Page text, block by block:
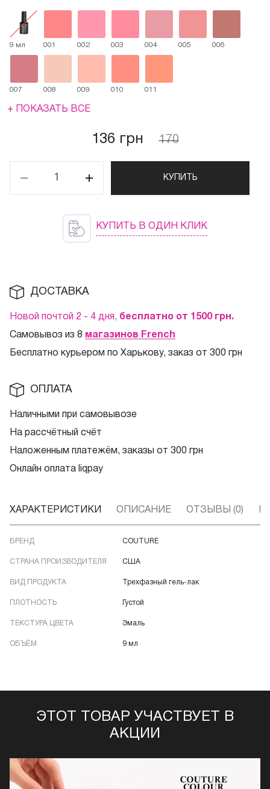
9 мл 001 002 003 004 005 006
007 008 009 010 011
+ ПОКАЗАТЬ ВСЕ
136 грн 170
КУПИТЬ
КУПИТЬ В ОДИН КЛИК
ДОСТАВКА
Новой почтой 2 - 4 дня, бесплатно от 1500 грн.
Самовывоз из 8 магазинов French
Бесплатно курьером по Харькову, заказ от 300 грн
ОПЛАТА
Наличными при самовывозе
На рассчётный счёт
Наложенным платежём, заказы от 300 грн
Онлайн оплата liqpay
ХАРАКТЕРИСТИКИ ОПИСАНИЕ ОТЗЫВЫ (0)
БРЕНД COUTURE
СТРАНА ПРОИЗВОДИТЕЛЯ США
ВИД ПРОДУКТА Трехфазный гель-лак
ПЛОТНОСТЬ Густой
ТЕКСТУРА ЦВЕТА Эмаль
ОБЪЁМ 9 мл
ЭТОТ ТОВАР УЧАСТВУЕТ В
АКЦИИ